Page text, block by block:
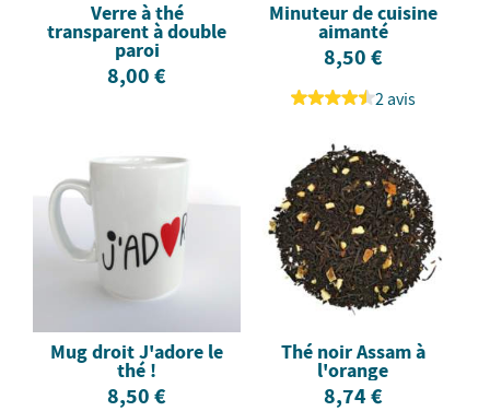
Verre à thé
transparent à double
paroi
8,00 €
Minuteur de cuisine
aimanté
8,50 €
2 avis
Mug droit J'adore le
thé !
8,50 €
Thé noir Assam à
l'orange
8,74 €